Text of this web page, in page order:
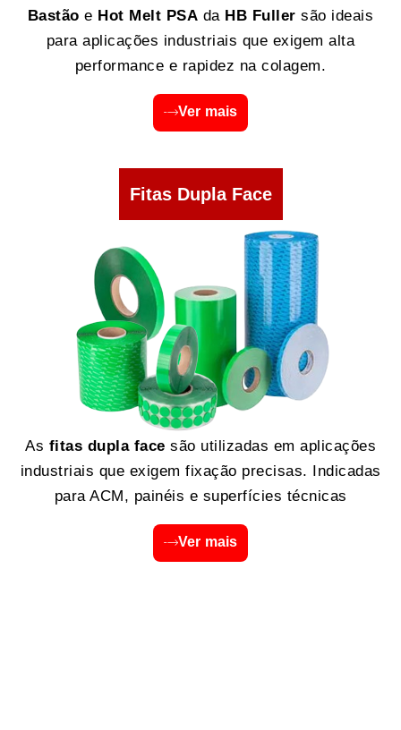
Bastão e Hot Melt PSA da HB Fuller são ideais
para aplicações industriais que exigem alta
performance e rapidez na colagem.
Ver mais
Fitas Dupla Face
As fitas dupla face são utilizadas em aplicações
industriais que exigem fixação precisas. Indicadas
para ACM, painéis e superfícies técnicas
Ver mais